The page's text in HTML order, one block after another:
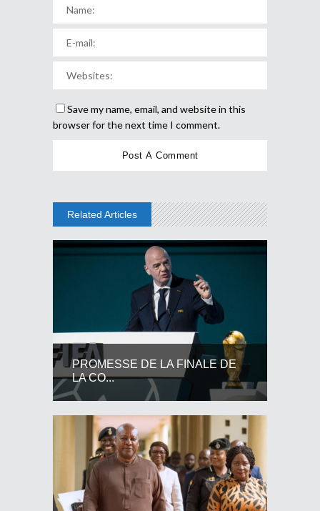
Save my name, email, and website in this
browser for the next time I comment.
Related Articles
PROMESSE DE LA FINALE DE
LA CO...